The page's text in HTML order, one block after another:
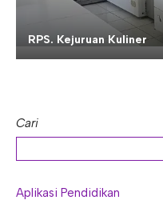
RPS. Kejuruan Kuliner
Cari
Aplikasi Pendidikan